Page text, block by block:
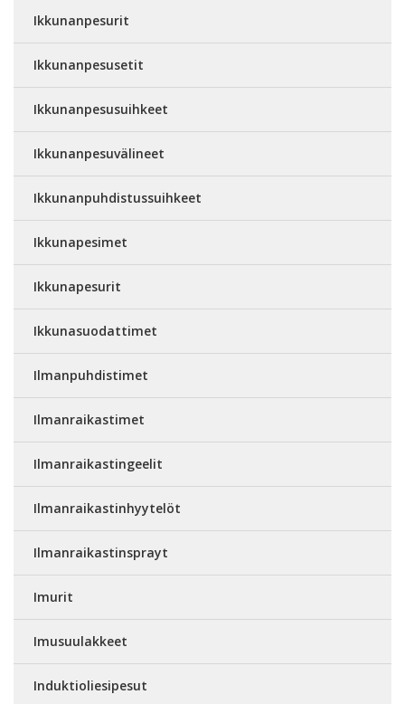
Ikkunanpesurit
Ikkunanpesusetit
Ikkunanpesusuihkeet
Ikkunanpesuvälineet
Ikkunanpuhdistussuihkeet
Ikkunapesimet
Ikkunapesurit
Ikkunasuodattimet
Ilmanpuhdistimet
Ilmanraikastimet
Ilmanraikastingeelit
Ilmanraikastinhyytelöt
Ilmanraikastinsprayt
Imurit
Imusuulakkeet
Induktioliesipesut